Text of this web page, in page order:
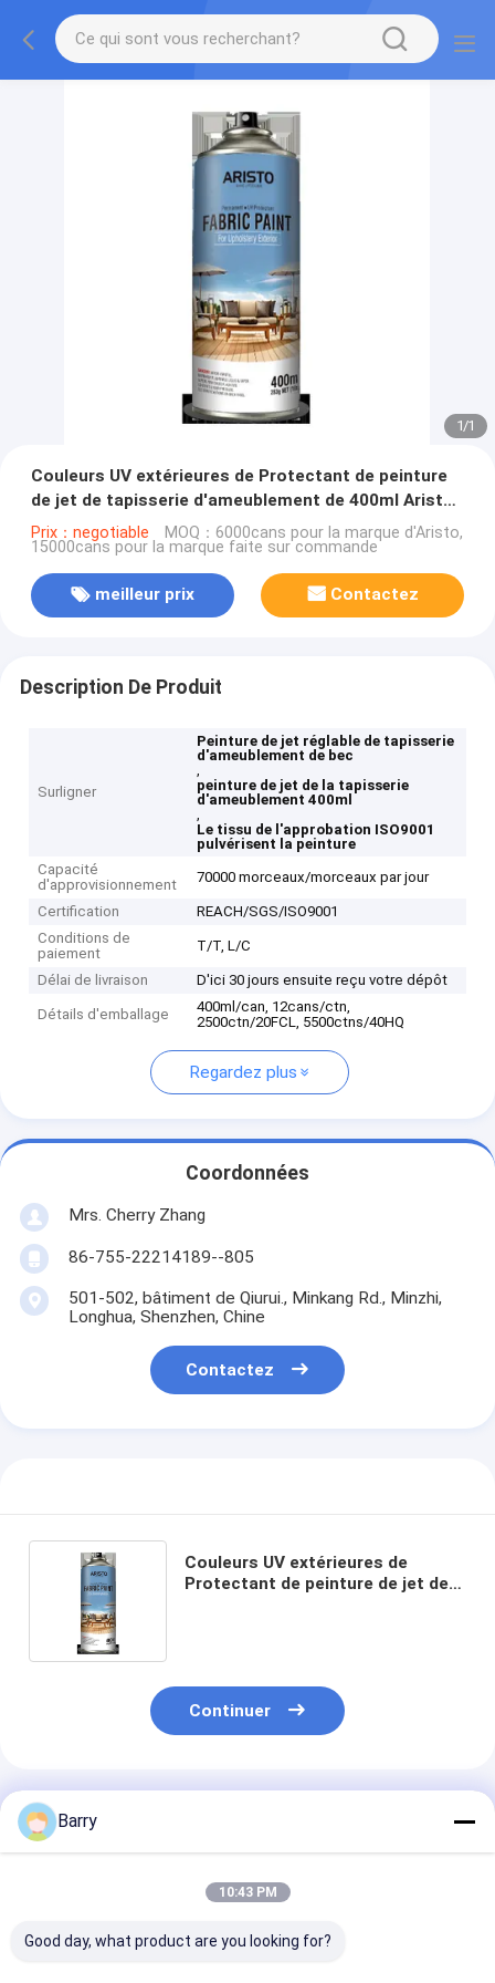
1/1
Couleurs UV extérieures de Protectant de peinture
de jet de tapisserie d'ameublement de 400ml Aristo
diverses
Prix：negotiable MOQ：6000cans pour la marque d'Aristo,
15000cans pour la marque faite sur commande
meilleur prix Contactez
Description De Produit
Surligner
Peinture de jet réglable de tapisserie
d'ameublement de bec
,
peinture de jet de la tapisserie
d'ameublement 400ml
,
Le tissu de l'approbation ISO9001
pulvérisent la peinture
Capacité
d'approvisionnement
70000 morceaux/morceaux par jour
Certification
REACH/SGS/ISO9001
Conditions de
paiement
T/T, L/C
Délai de livraison D'ici 30 jours ensuite reçu votre dépôt
Détails d'emballage
400ml/can, 12cans/ctn,
2500ctn/20FCL, 5500ctns/40HQ
Regardez plus
Coordonnées
Mrs. Cherry Zhang
86-755-22214189--805
501-502, bâtiment de Qiurui., Minkang Rd., Minzhi,
Longhua, Shenzhen, Chine
Contactez
Couleurs UV extérieures de
Protectant de peinture de jet de
Continuer
Produits Recommandés
Barry
10:43 PM
Good day, what product are you looking for?